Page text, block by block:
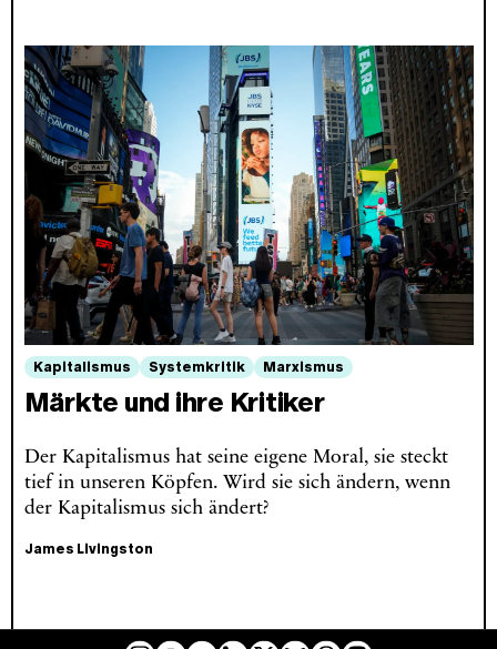
Kapitalismus Systemkritik Marxismus
Märkte und ihre Kritiker
Der Kapitalismus hat seine eigene Moral, sie steckt
tief in unseren Köpfen. Wird sie sich ändern, wenn
der Kapitalismus sich ändert?
James Livingston